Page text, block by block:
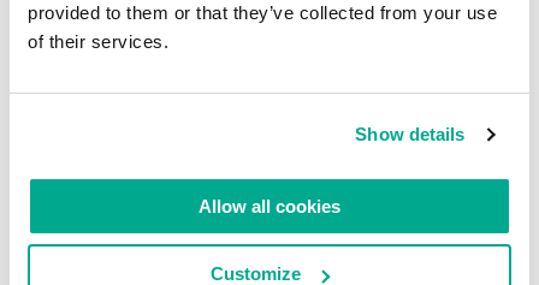
provided to them or that they’ve collected from your use
of their services.
Show details
Allow all cookies
Customize
Isso é tudo por hoje pessoal.
Todas as fotosestão aqui.